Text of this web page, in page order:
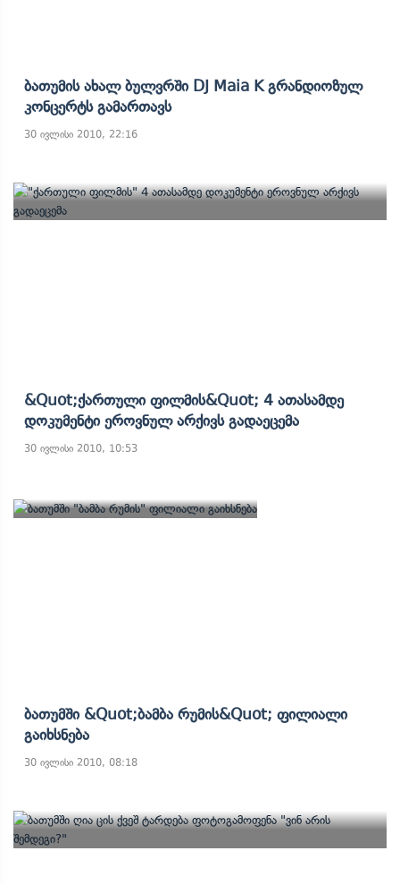
Ბათუმის Ახალ Ბულვრში DJ Maia K Გრანდიოზულ
Კონცერტს Გამართავს
30 ივლისი 2010, 22:16
&quot;ქართული Ფილმის&quot; 4 Ათასამდე
Დოკუმენტი Ეროვნულ Არქივს Გადაეცემა
30 ივლისი 2010, 10:53
Ბათუმში &quot;ბამბა Რუმის&quot; Ფილიალი
Გაიხსნება
30 ივლისი 2010, 08:18